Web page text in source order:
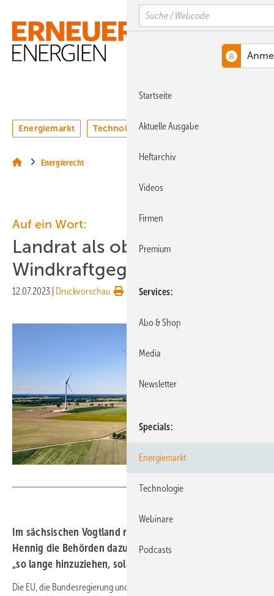
Hauptinhalt
Hauptmenü
SiteSearch
MENÜ
Energiemarkt Technologie Webinare
Energierecht
Auf ein Wort:
Landrat als oberster
Windkraftgegner
12.07.2023 Druckvorschau
Im sächsischen Vogtland ruft CDU-Landrat Thomas
Hennig die Behörden dazu auf, Genehmigungsverfahren
„so lange hinzuziehen, solange es rechtlich möglich ist“.
Die EU, die Bundesregierung und die obersten Gerichte – alle ziehen
Search
Startseite
Aktuelle Ausgabe
Heftarchiv
Videos
Firmen
Premium
Services
Abo & Shop
Media
Newsletter
Specials
Energiemarkt
Technologie
Webinare
Podcasts